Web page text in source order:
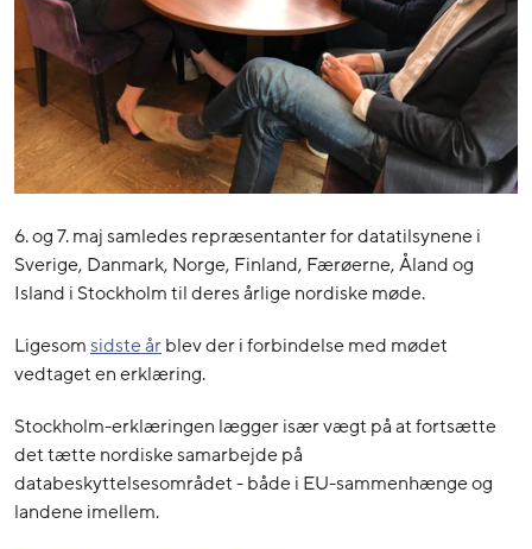
6. og 7. maj samledes repræsentanter for datatilsynene i
Sverige, Danmark, Norge, Finland, Færøerne, Åland og
Island i Stockholm til deres årlige nordiske møde.
Ligesomsidste årblev der i forbindelse med mødet
vedtaget en erklæring.
Stockholm-erklæringen lægger især vægt på at fortsætte
det tætte nordiske samarbejde på
databeskyttelsesområdet - både i EU-sammenhænge og
landene imellem.